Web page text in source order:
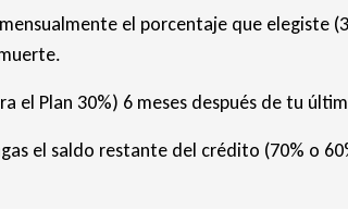
el porcentaje que elegiste
el Plan 30%) 6 meses después de tu
el saldo restante del crédito (70% o